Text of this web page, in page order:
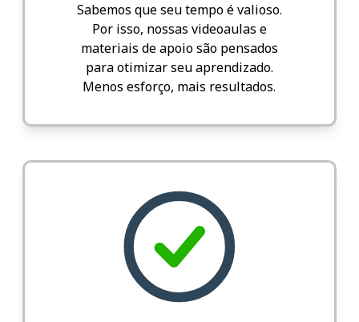
Sabemos que seu tempo é valioso.
Por isso, nossas videoaulas e
materiais de apoio são pensados
para otimizar seu aprendizado.
Menos esforço, mais resultados.